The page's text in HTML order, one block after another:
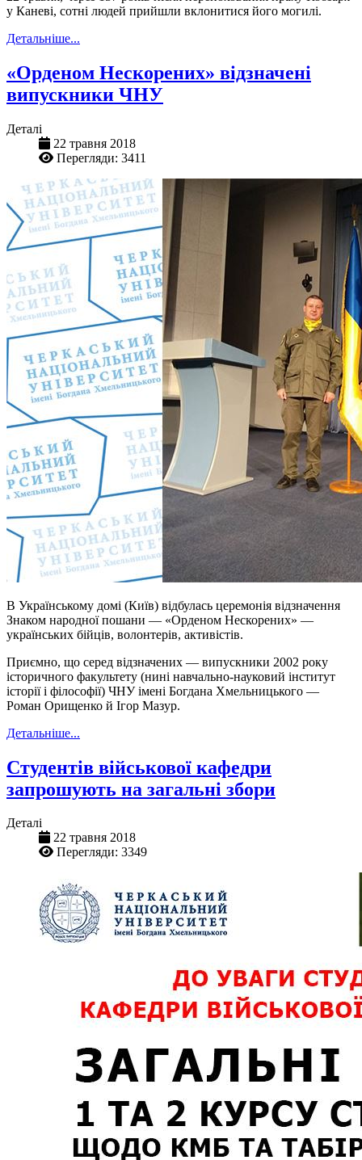
у Каневі, сотні людей прийшли вклонитися його могилі.
Детальніше...
«Орденом Нескорених» відзначені
випускники ЧНУ
Деталі
22 травня 2018
Перегляди: 3411
В Українському домі (Київ) відбулась церемонія відзначення
Знаком народної пошани — «Орденом Нескорених» —
українських бійців, волонтерів, активістів.
Приємно, що серед відзначених — випускники 2002 року
історичного факультету (нині навчально-науковий інститут
історії і філософії) ЧНУ імені Богдана Хмельницького —
Роман Орищенко й Ігор Мазур.
Детальніше...
Студентів військової кафедри
запрошують на загальні збори
Деталі
22 травня 2018
Перегляди: 3349